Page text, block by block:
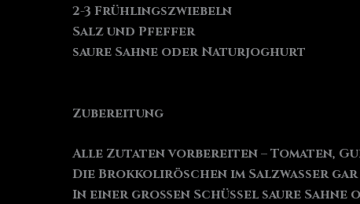
2-3 Frühlingszwiebeln
Salz und Pfeffer
saure Sahne oder Naturjoghurt
Zubereitung
Alle Zutaten vorbereiten – Tomaten,
Die Brokkoliröschen im Salzwasser
In einer großen Schüssel saure